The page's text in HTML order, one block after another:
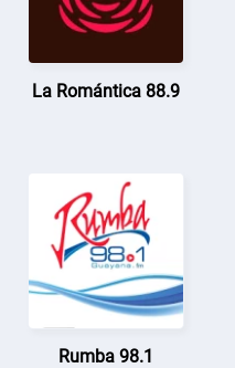
La Romántica 88.9
Rumba 98.1